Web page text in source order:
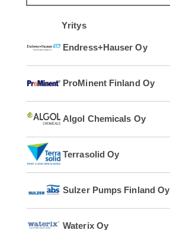
Yritys
Endress+Hauser Oy
ProMinent Finland Oy
Algol Chemicals Oy
Terrasolid Oy
Sulzer Pumps Finland Oy
Waterix Oy